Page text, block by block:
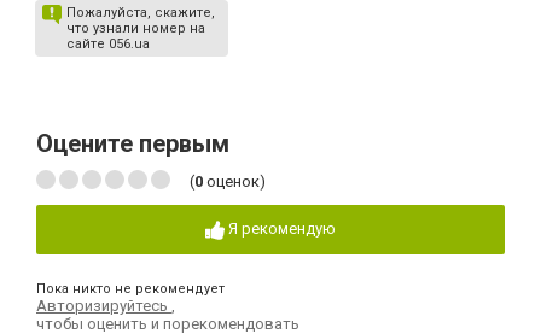
Пожалуйста, скажите,
что узнали номер на
сайте 056.ua
Оцените первым
(0 оценок)
Я рекомендую
Пока никто не рекомендует
Авторизируйтесь
чтобы оценить и порекомендовать